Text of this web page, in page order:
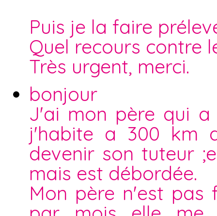
Puis je la faire
Quel recours contre
Très urgent, merci.
bonjour
J'ai mon père qui
j'habite a 300 km
devenir son tuteur
mais est débordée.
Mon père n'est